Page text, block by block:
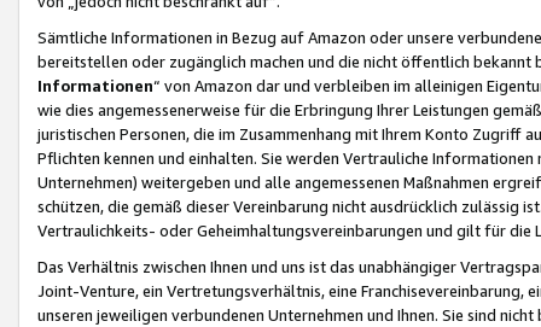
Sämtliche Informationen in Bezug auf Amazon oder unsere
bereitstellen oder zugänglich machen und die nicht öffentlich
Informationen“ von Amazon dar und verbleiben im alleinigen
wie dies angemessenerweise für die Erbringung Ihrer Leistungen
juristischen Personen, die im Zusammenhang mit Ihrem Konto
Pflichten kennen und einhalten. Sie werden Vertrauliche
Unternehmen) weitergeben und alle angemessenen Maßnahmen
schützen, die gemäß dieser Vereinbarung nicht ausdrücklich zulässig
Vertraulichkeits- oder Geheimhaltungsvereinbarungen und gilt für die
Das Verhältnis zwischen Ihnen und uns ist das unabhängiger
Joint-Venture, ein Vertretungsverhältnis, eine Franchisevereinbarung,
unseren jeweiligen verbundenen Unternehmen und Ihnen. Sie sind